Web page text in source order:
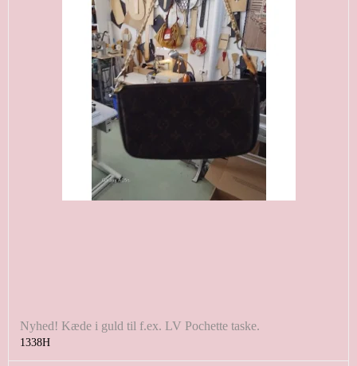
Nyhed! Kæde i guld til f.ex. LV Pochette taske.
1338H